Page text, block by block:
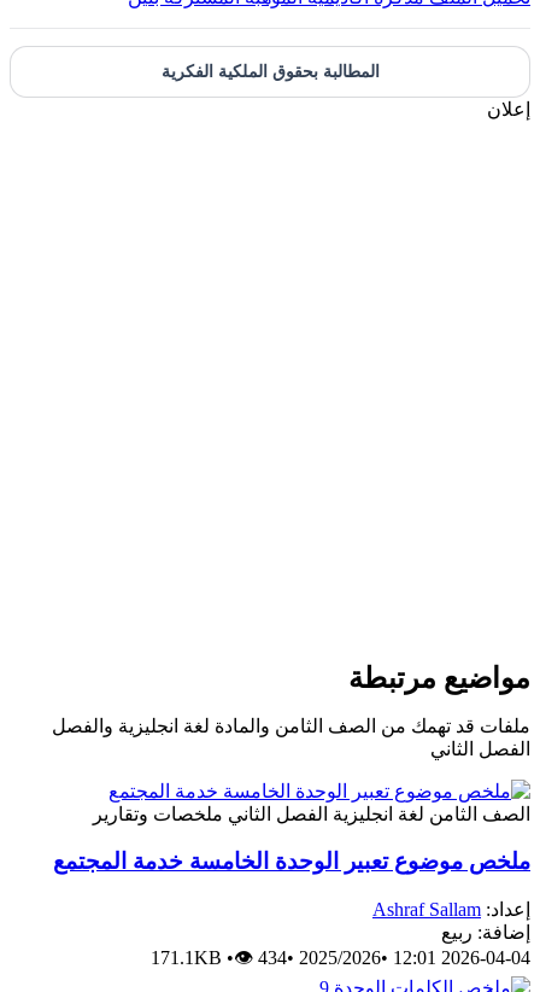
المطالبة بحقوق الملكية الفكرية
مرتبطة
تهمك من الصف الثامن والمادة لغة انجليزية والفصل
لغة انجليزية الفصل الثاني ملخصات وتقارير
تعبير الوحدة الخامسة خدمة المجتمع
Ashraf
2026-
•
2025/2026
•
171.1KB • 👁 434